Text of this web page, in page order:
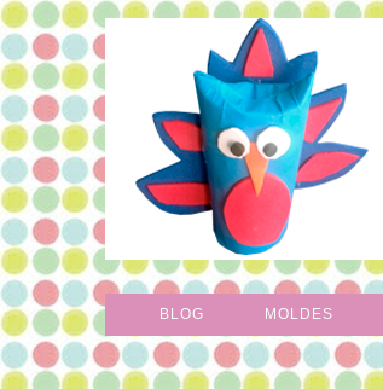
BLOG MOLDES